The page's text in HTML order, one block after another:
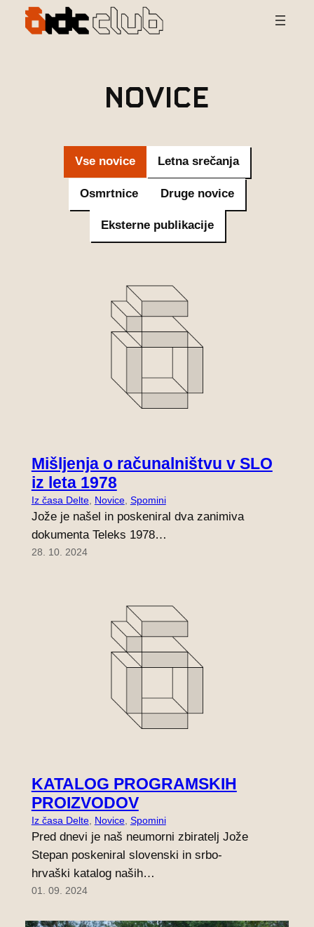
Preskoči
Novice
Vse novice Letna srečanja
Osmrtnice Druge novice
Eksterne publikacije
Mišljenja o računalništvu v SLO
iz leta 1978
Iz časa Delte, Novice, Spomini
Jože je našel in poskeniral dva zanimiva
dokumenta Teleks 1978…
28. 10. 2024
KATALOG PROGRAMSKIH
PROIZVODOV
Iz časa Delte, Novice, Spomini
Pred dnevi je naš neumorni zbiratelj Jože
Stepan poskeniral slovenski in srbo-
hrvaški katalog naših…
01. 09. 2024